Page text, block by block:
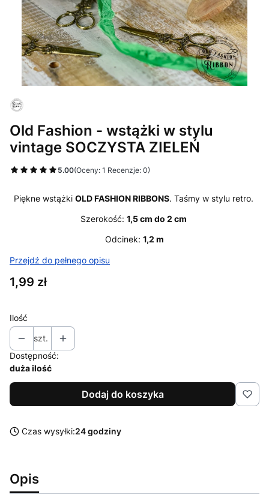
Old Fashion - wstążki w stylu
vintage SOCZYSTA ZIELEŃ
5.00(Oceny: 1 Recenzje: 0)
Piękne wstążki OLD FASHION RIBBONS. Taśmy w stylu retro.
Szerokość: 1,5 cm do 2 cm
Odcinek: 1,2 m
Przejdź do pełnego opisu
Cena
1,99 zł
Ilość
szt.
Dostępność:
duża ilość
Dodaj do koszyka
Czas wysyłki:24 godziny
Opis